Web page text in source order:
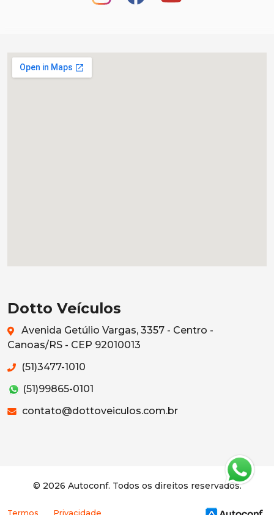
Dotto Veículos
Avenida Getúlio Vargas, 3357 - Centro -
Canoas/RS - CEP 92010013
(51)3477-1010
(51)99865-0101
contato@dottoveiculos.com.br
© 2026 Autoconf. Todos os direitos reservados.
Termos Privacidade